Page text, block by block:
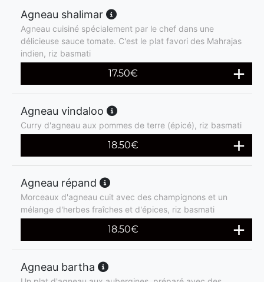
Agneau shalimar
Agneau cuisiné spécialement par le chef dans une
délicieuse sauce tomate. C'est le plat favori des Mahrajas
indien, riz basmati
17.50€
Agneau vindaloo
Curry d'agneau aux pommes de terre (épicé), riz basmati
18.50€
Agneau répand
Morceaux d'agneau cuit avec des champignons et un
mélange d'herbes fraîches et d'épices, riz basmati
18.50€
Agneau bartha